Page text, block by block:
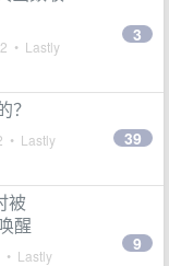
• Lastly
3
？
• Lastly
39
被
醒
• Lastly
9